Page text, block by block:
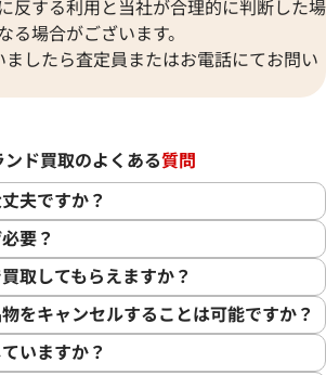
反する利用と当社が合理的に判断した場
場合がございます。
したら査定員またはお電話にてお問い
ンド買取のよくある質問
夫ですか？
要？
取してもらえますか？
をキャンセルすることは可能ですか？
いますか？